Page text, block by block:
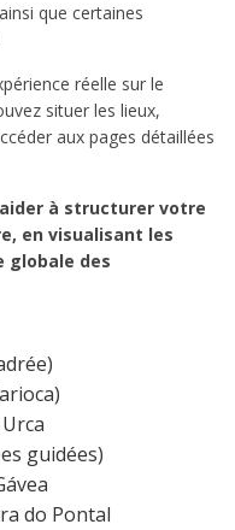
que certaines
réelle sur le
situer les lieux,
aux pages détaillées
à structurer votre
en visualisant les
globale des
guidées)
do Pontal